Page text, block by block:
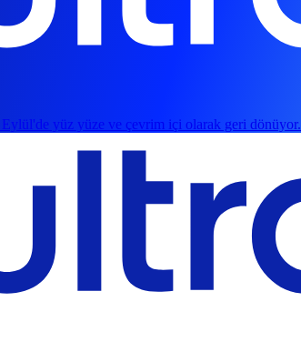
yüz yüze ve çevrim içi olarak geri dönüyor.